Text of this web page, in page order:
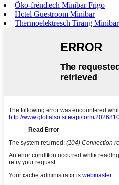
Öko-frëndlech Minibar Frigo
Hotel Guestroom Minibar
Thermoelektresch Tirang Minibar